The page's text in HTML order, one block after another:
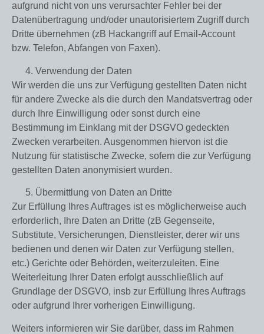
aufgrund nicht von uns verursachter Fehler bei der
Datenübertragung und/oder unautorisiertem Zugriff durch
Dritte übernehmen (zB Hackangriff auf Email-Account
bzw. Telefon, Abfangen von Faxen).
Verwendung der Daten
Wir werden die uns zur Verfügung gestellten Daten nicht
für andere Zwecke als die durch den Mandatsvertrag oder
durch Ihre Einwilligung oder sonst durch eine
Bestimmung im Einklang mit der DSGVO gedeckten
Zwecken verarbeiten. Ausgenommen hiervon ist die
Nutzung für statistische Zwecke, sofern die zur Verfügung
gestellten Daten anonymisiert wurden.
Übermittlung von Daten an Dritte
Zur Erfüllung Ihres Auftrages ist es möglicherweise auch
erforderlich, Ihre Daten an Dritte (zB Gegenseite,
Substitute, Versicherungen, Dienstleister, derer wir uns
bedienen und denen wir Daten zur Verfügung stellen,
etc.) Gerichte oder Behörden, weiterzuleiten. Eine
Weiterleitung Ihrer Daten erfolgt ausschließlich auf
Grundlage der DSGVO, insb zur Erfüllung Ihres Auftrags
oder aufgrund Ihrer vorherigen Einwilligung.
Weiters informieren wir Sie darüber, dass im Rahmen